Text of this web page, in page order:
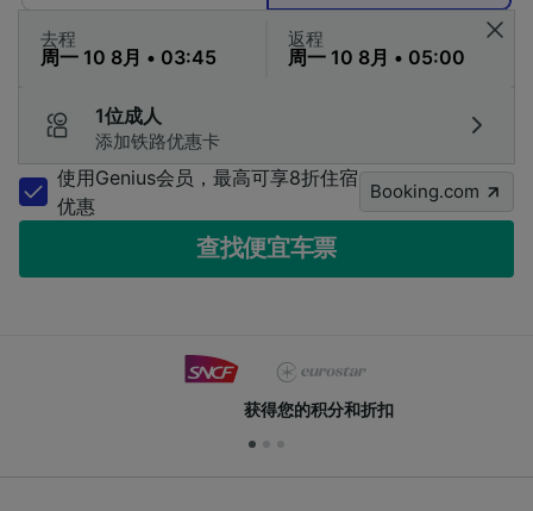
去程 返程
1位成人
添加铁路优惠卡
使用Genius会员，最高可享8折住宿
优惠
Booking.com
查找便宜车票
获得您的积分和折扣